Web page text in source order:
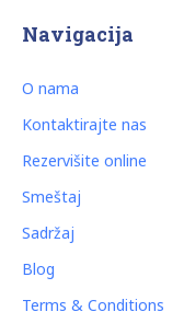
Navigacija
O nama
Kontaktirajte nas
Rezervišite online
Smeštaj
Sadržaj
Blog
Terms & Conditions